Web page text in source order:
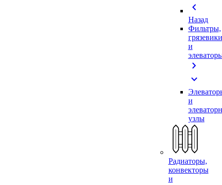
chevron_left
Назад
Фильтры,
грязевики
и
chevron_right
expand_more
и
узлы
Радиаторы,
конвекторы
и